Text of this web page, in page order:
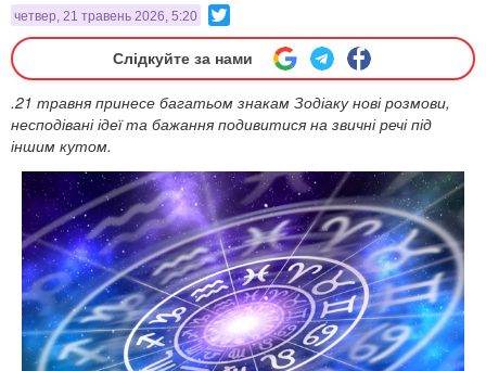
четвер, 21 травень 2026, 5:20
Слідкуйте за нами
.21 травня принесе багатьом знакам Зодіаку нові розмови,
несподівані ідеї та бажання подивитися на звичні речі під
іншим кутом.